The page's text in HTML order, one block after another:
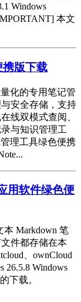
Windows
本文
携版下载
化的专用笔记管
安全存储，支持
线双模式查阅、
与知识管理工
管理工具绿色便携
用软件绿色便
本 Markdown 笔
件都存储在本
、ownCloud
26.5.8 Windows
下载。